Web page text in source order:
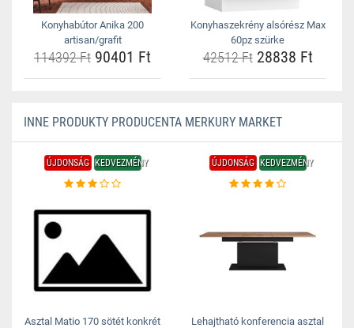
Konyhabútor Anika 200
artisan/grafit
114392 Ft 90401 Ft
Konyhaszekrény alsórész Max
60pz szürke
42512 Ft28838 Ft
INNE PRODUKTY PRODUCENTA MERKURY MARKET
ÚJDONSÁG KEDVEZMÉNY
Asztal Matio 170 sötét konkrét
ÚJDONSÁG KEDVEZMÉNY
Lehajtható konferencia asztal